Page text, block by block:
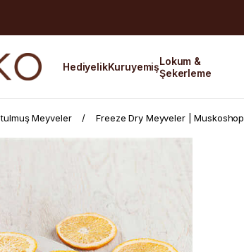
HediyelikKuruyemişLokum &
Şekerleme
Meyveler Freeze Dry Meyveler | Muskoshop